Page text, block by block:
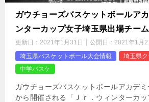
ガウチョーズバスケットボールア
ンターカップ女子埼玉県出場チーム
更新日： 2021年1月31日 公開日： 2021年1月2
埼玉県バスケットボール大会情報
埼玉県ク
中学バスケ
ガウチョーズバスケットボールアカデ
から開催される「Ｊｒ．ウィンターカ